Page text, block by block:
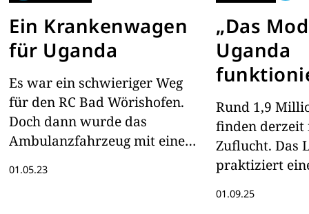
Ein Krankenwagen
für Uganda
Es war ein schwieriger Weg
für den RC Bad Wörishofen.
Doch dann wurde das
Ambulanzfahrzeug mit einem
Empfang genommen.
01.05.23
„Das
Uganda
mehr”
Rund 1,9
finden derzeit
Zuflucht. Das
praktiziert
01.09.25